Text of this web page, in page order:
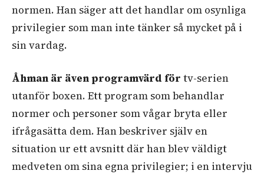
normen. Han säger att det handlar om osynliga
privilegier som man inte tänker så mycket på i
sin vardag.
Åhman är även programvärd för tv-serien
utanför boxen. Ett program som behandlar
normer och personer som vågar bryta eller
ifrågasätta dem. Han beskriver själv en
situation ur ett avsnitt där han blev väldigt
medveten om sina egna privilegier; i en intervju